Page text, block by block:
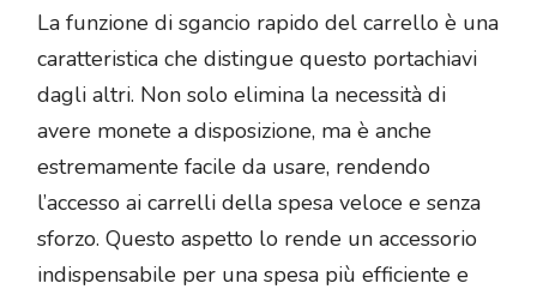
La funzione di sgancio rapido del carrello è una
caratteristica che distingue questo portachiavi
dagli altri. Non solo elimina la necessità di
avere monete a disposizione, ma è anche
estremamente facile da usare, rendendo
l’accesso ai carrelli della spesa veloce e senza
sforzo. Questo aspetto lo rende un accessorio
indispensabile per una spesa più efficiente e